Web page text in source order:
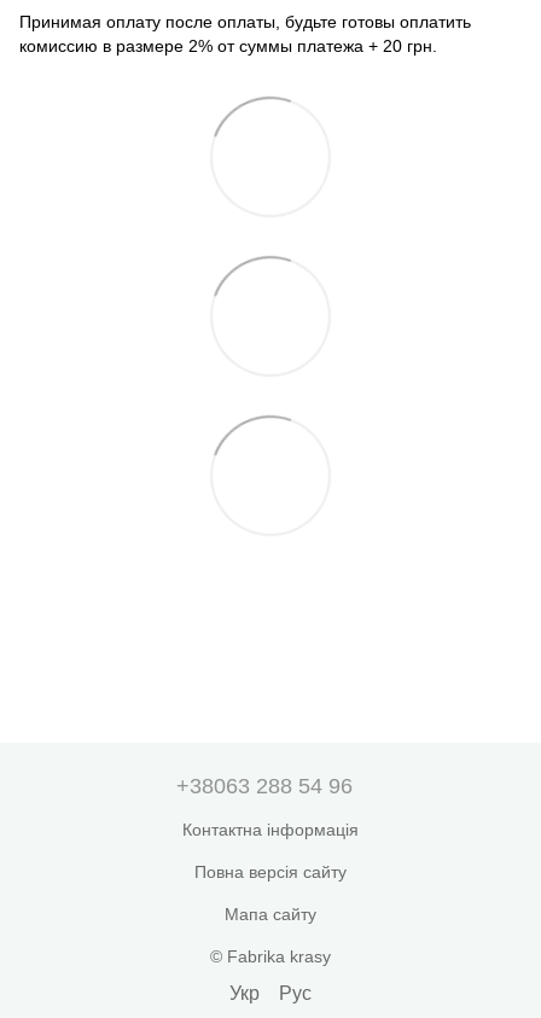
Принимая оплату после оплаты, будьте готовы оплатить
комиссию в размере 2% от суммы платежа + 20 грн.
+38063 288 54 96
Контактна інформація
Повна версія сайту
Мапа сайту
© Fabrika krasy
Укр Рус